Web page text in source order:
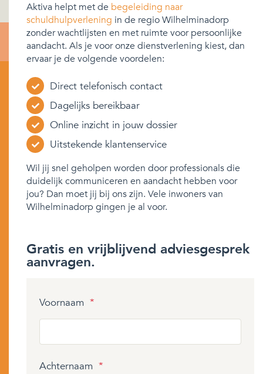
Aktiva helpt met de begeleiding naar
schuldhulpverlening in de regio Wilhelminadorp
zonder wachtlijsten en met ruimte voor persoonlijke
aandacht. Als je voor onze dienstverlening kiest, dan
ervaar je de volgende voordelen:
Direct telefonisch contact
Dagelijks bereikbaar
Online inzicht in jouw dossier
Uitstekende klantenservice
Wil jij snel geholpen worden door professionals die
duidelijk communiceren en aandacht hebben voor
jou? Dan moet jij bij ons zijn. Vele inwoners van
Wilhelminadorp gingen je al voor.
Gratis en vrijblijvend adviesgesprek
aanvragen.
Voornaam *
Achternaam *